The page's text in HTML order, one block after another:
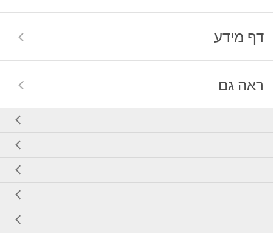
דף מידע
ראה גם